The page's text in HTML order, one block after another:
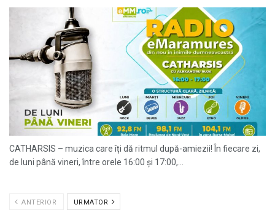
CATHARSIS – muzica care îți dă ritmul după-amiezii! În fiecare zi,
de luni până vineri, între orele 16:00 și 17:00,...
ANTERIOR URMATOR